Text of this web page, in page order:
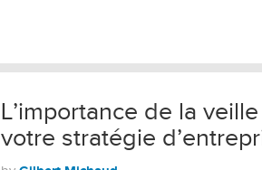
L’importance de la
votre stratégie